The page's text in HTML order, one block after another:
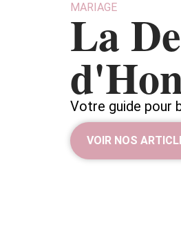
MARIAGE
La
Votre guide pour
VOIR NOS